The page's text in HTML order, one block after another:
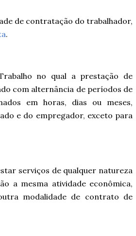
de contratação do trabalhador,
.
no qual a prestação de
com alternância de períodos de
em horas, dias ou meses,
e do empregador, exceto para
serviços de qualquer natureza
a mesma atividade econômica,
modalidade de contrato de